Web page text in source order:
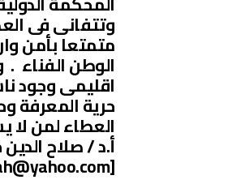
وتتفانى فى
متمتعا بأمن
الوطن الفناء
اقليمى وجود
حرية المعرفة
العطاء لمن
أ.د / صلاح